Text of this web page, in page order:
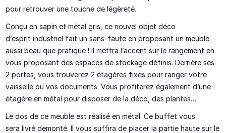
pour retrouver une touche de légèreté.
Conçu ensapin et métal gris, ce nouvel objet déco
d’espritindustriel fait un sans-faute en proposant un meuble
aussi beau que pratique ! Il mettra l’accent sur le rangement en
vous proposant des espaces de stockage définis. Derrière ses
2 portes, vous trouverez 2 étagères fixes pour ranger votre
vaisselle ou vos documents. Vous profiterez également d’une
étagère en métal pour disposer de la déco, des plantes…
Le dos de ce meuble est réalisé en métal. Ce buffet vous
seralivré demonté. Il vous suffira de placer la partie haute sur le